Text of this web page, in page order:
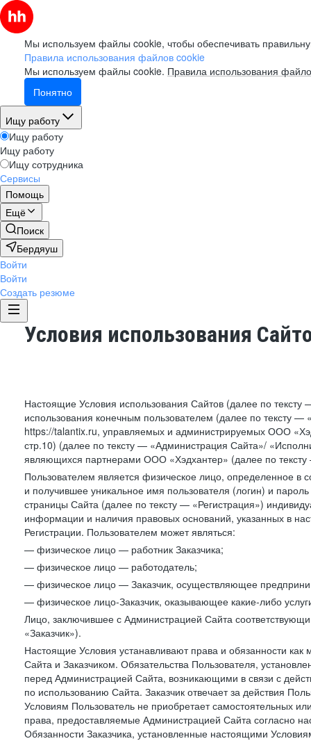
Мы используем файлы cookie, чтобы обеспечивать
Правила использования файлов cookie
Мы используем файлы cookie. Правила использования
Понятно
Ищу работу
Ищу работу
Ищу работу
Ищу сотрудника
Сервисы
Помощь
Ещё
Поиск
Бердяуш
Войти
Войти
Создать резюме
Условия использования
Настоящие Условия использования Сайтов (далее по
использования конечным пользователем (далее по тексту
https://talantix.ru, управляемых и администрируемых ООО
стр.10) (далее по тексту — «Администрация Сайта»/
являющихся партнерами ООО «Хэдхантер» (далее по
Пользователем является физическое лицо, определенное в
и получившее уникальное имя пользователя (логин) и
страницы Сайта (далее по тексту — «Регистрация»)
информации и наличия правовых оснований, указанных в
Регистрации. Пользователем может являться:
— физическое лицо — работник Заказчика;
— физическое лицо — работодатель;
— физическое лицо — Заказчик, осуществляющее
— физическое лицо-Заказчик, оказывающее какие-либо
Лицо, заключившее с Администрацией Сайта
«Заказчик»).
Настоящие Условия устанавливают права и обязанности
Сайта и Заказчиком. Обязательства Пользователя,
перед Администрацией Сайта, возникающими в связи с
по использованию Сайта. Заказчик отвечает за действия
Условиям Пользователь не приобретает самостоятельных
права, предоставляемые Администрацией Сайта согласно
Обязанности Заказчика, установленные настоящими